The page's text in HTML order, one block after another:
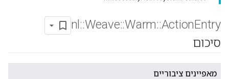
nl ::Weave::Warm::ActionEntry
סיכום
מאפיינים ציבוריים